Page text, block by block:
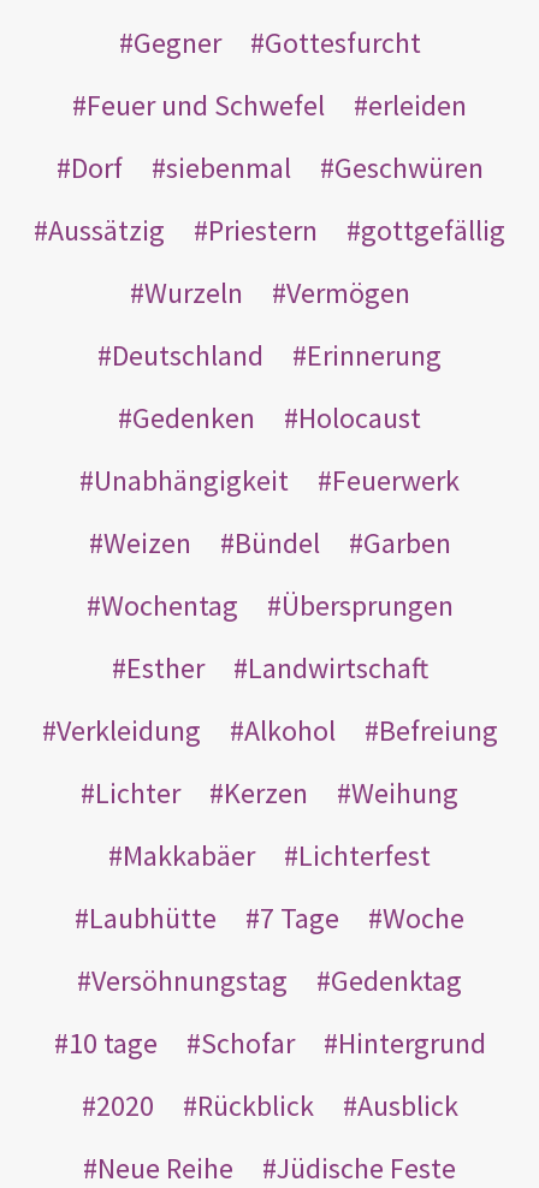
Gegner
Gottesfurcht
Feuer und Schwefel
erleiden
Dorf
siebenmal
Geschwüren
Aussätzig
Priestern
gottgefällig
Wurzeln
Vermögen
Deutschland
Erinnerung
Gedenken
Holocaust
Unabhängigkeit
Feuerwerk
Weizen
Bündel
Garben
Wochentag
Übersprungen
Esther
Landwirtschaft
Verkleidung
Alkohol
Befreiung
Lichter
Kerzen
Weihung
Makkabäer
Lichterfest
Laubhütte
7 Tage
Woche
Versöhnungstag
Gedenktag
10 tage
Schofar
Hintergrund
2020
Rückblick
Ausblick
Neue Reihe
Jüdische Feste